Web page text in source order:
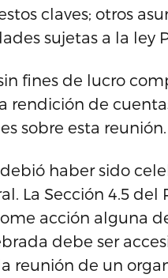
claves; otros
sujetas a la ley
fines de lucro
rendición de
sobre esta reunión.
haber sido
La Sección 4.5 del
acción alguna
debe ser
reunión de un